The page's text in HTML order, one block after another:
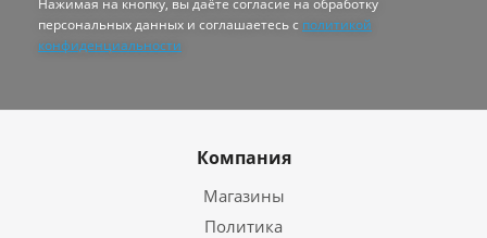
персональных данных и соглашаетесь с политикой
конфиденциальности
Компания
Магазины
Политика